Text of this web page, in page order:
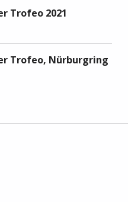
Trofeo 2021
Trofeo, Nürburgring